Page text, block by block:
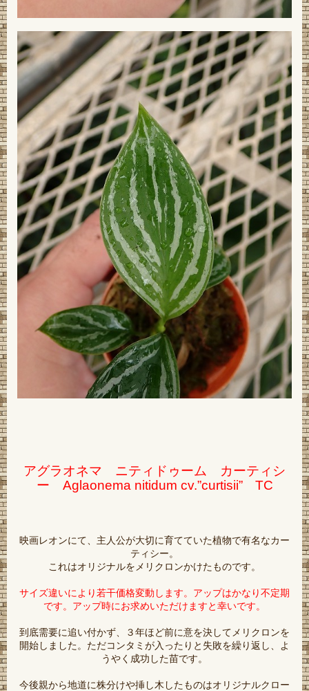
アグラオネマ ニティドゥーム カーティシ
ー Aglaonema nitidum cv.”curtisii” TC
映画レオンにて、主人公が大切に育てていた植物で有名なカー
ティシー。
これはオリジナルをメリクロンかけたものです。
サイズ違いにより若干価格変動します。アップはかなり不定期
です。アップ時にお求めいただけますと幸いです。
到底需要に追い付かず、３年ほど前に意を決してメリクロンを
開始しました。ただコンタミが入ったりと失敗を繰り返し、よ
うやく成功した苗です。
今後親から地道に株分けや挿し木したものはオリジナルクロー